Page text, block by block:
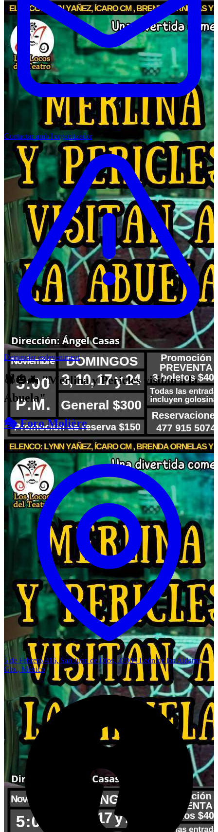
Contactar amb l'organitzador
Denunciar esdeveniment
🕷️🎃🦇 "Merlina y Pericles visitan a la
Abuela"
🎭 Foro Molière
5 de Febrero 416, San Juan de Dios, 37004 León de los Aldama,
Gto., México